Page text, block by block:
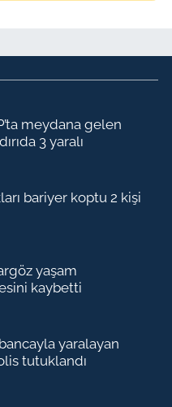
meydana gelen
3 yaralı
bariyer koptu 2 kişi
yaşam
kaybetti
yaralayan
tutuklandı